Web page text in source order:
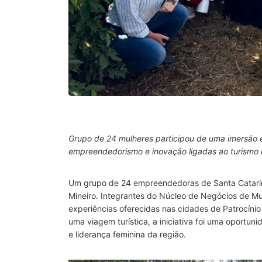
Grupo de 24 mulheres participou de uma
empreendedorismo e inovação ligadas ao turismo
Um grupo de 24 empreendedoras de Santa
Mineiro. Integrantes do Núcleo de Negócios de
experiências oferecidas nas cidades de
uma viagem turística, a iniciativa foi uma
e liderança feminina da região.